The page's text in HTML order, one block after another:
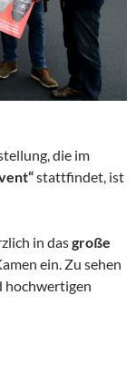
die im
stattfindet, ist
in dasgroße
ein. Zu sehen
hochwertigen